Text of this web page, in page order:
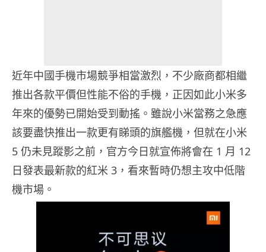
近年中國手機市場競爭相當激烈，不少廠商都相繼
推出各款平價但性能不俗的手機，正因如此小米多
年來的優勢已開始受到動搖。雖說小米當務之急應
該要盡快推出一款更有睇頭的旗艦機，但就在小米
5 仍未見蹤影之前，官方今日就宣佈將會在 1 月 12
日發表最新款的紅米 3，看來暫時仍想主攻中低階
機市場。